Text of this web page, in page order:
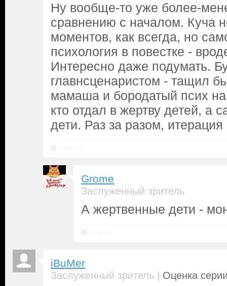
Ну вообще-то уже более-
сравнению с началом. Куча
моментов, как всегда, но
психология в повестке -
Интересно даже подумать.
главнсценаристом - тащил
мамаша и бородатый псих
кто отдал в жертву детей, а
дети. Раз за разом,
Grome
Заслуженный зритель
А жертвенные дети -
iBuMer
Заслуженный зритель | Оценка